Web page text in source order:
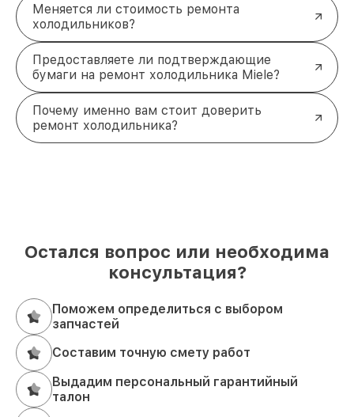
Меняется ли стоимость ремонта
холодильников?
Предоставляете ли подтверждающие
бумаги на ремонт холодильника Miele?
Почему именно вам стоит доверить
ремонт холодильника?
Остался вопрос или необходима
консультация?
Поможем определиться с выбором
запчастей
Составим точную смету работ
Выдадим персональный гарантийный
талон